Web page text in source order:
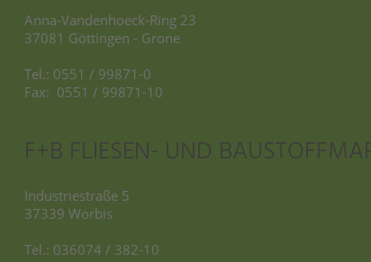
Anna-Vandenhoeck-Ring 23
37081 Göttingen - Grone
Tel.: 0551 / 99871-0
Fax: 0551 / 99871-10
F+B FLIESEN- UND
Industriestraße 5
37339 Worbis
Tel.: 036074 / 382-10